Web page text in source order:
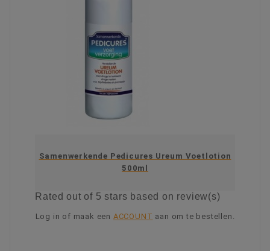
Samenwerkende Pedicures Ureum Voetlotion
500ml
Ratedout of 5 stars based on review(s)
Log in of maak een ACCOUNT aan om te bestellen.